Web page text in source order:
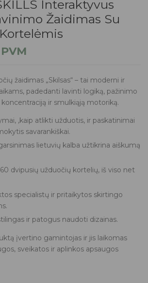
Interaktyvus
Žaidimas Su
žaidimas „Skilsas“ – tai moderni ir
padedanti lavinti logiką, pažinimo
ir smulkiąją motoriką.
,kaip atlikti užduotis, ir paskatinimai
savarankiškai.
lietuvių kalba užtikrina aiškumą
dvipusių užduočių kortelių, iš viso net
specialistų ir pritaikytos skirtingo
ir patogus naudoti dizainas.
įvertino gamintojas ir jis laikomas
sveikatos ir aplinkos apsaugos